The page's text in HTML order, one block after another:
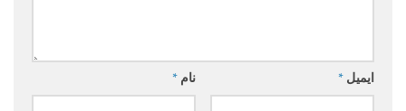
نام * ایمیل *